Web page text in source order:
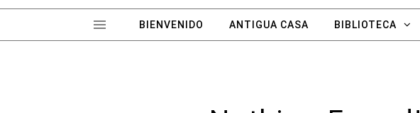
BIENVENIDO ANTIGUA CASA BIBLIOTECA